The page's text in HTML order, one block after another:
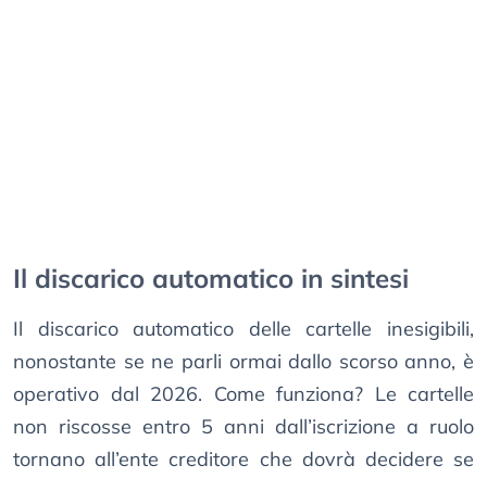
Il discarico automatico in sintesi
Il discarico automatico delle cartelle inesigibili,
nonostante se ne parli ormai dallo scorso anno, è
operativo dal 2026. Come funziona? Le cartelle
non riscosse entro 5 anni dall’iscrizione a ruolo
tornano all’ente creditore che dovrà decidere se